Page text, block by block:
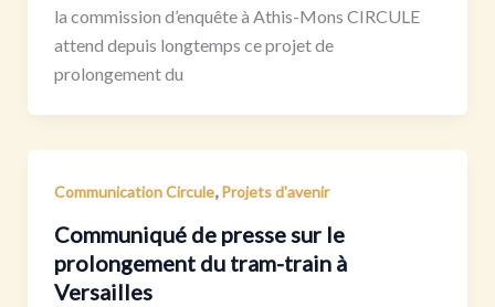
la commission d’enquête à Athis-Mons CIRCULE
attend depuis longtemps ce projet de
prolongement du
Communication Circule, Projets d'avenir
Communiqué de presse sur le
prolongement du tram-train à
Versailles